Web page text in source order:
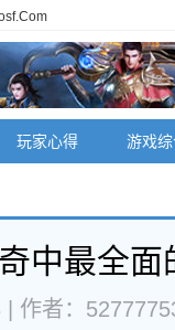
玩家心得 游戏
中最全面
作者：